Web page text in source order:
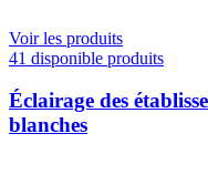
Voir les produits
41 disponible produits
Éclairage des
blanches